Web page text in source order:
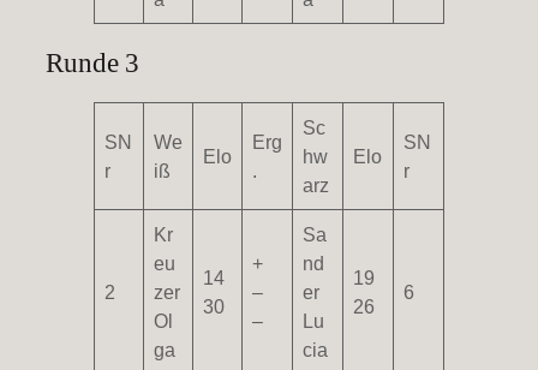
Runde 3
SN
r
We
iß
Elo
Erg
.
Sc
hw
arz
Elo
SN
r
2
Kr
eu
zer
Ol
ga
14
30
+
–
–
Sa
nd
er
Lu
cia
19
26
6